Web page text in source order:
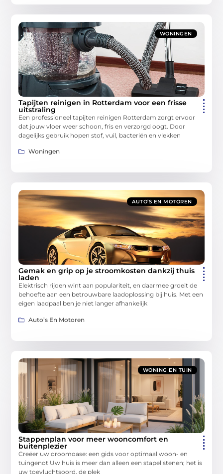
WONINGEN
Tapijten reinigen in Rotterdam voor een frisse
uitstraling
Een professioneel tapijten reinigen Rotterdam zorgt ervoor
dat jouw vloer weer schoon, fris en verzorgd oogt. Door
dagelijks gebruik hopen stof, vuil, bacteriën en vlekken
Woningen
AUTO’S EN MOTOREN
Gemak en grip op je stroomkosten dankzij thuis
laden
Elektrisch rijden wint aan populariteit, en daarmee groeit de
behoefte aan een betrouwbare laadoplossing bij huis. Met een
eigen laadpaal ben je niet langer afhankelijk
Auto’s En Motoren
WONING EN TUIN
Stappenplan voor meer wooncomfort en
buitenplezier
Creëer uw droomoase: een gids voor optimaal woon- en
tuingenot Uw huis is meer dan alleen een stapel stenen; het is
uw toevluchtsoord, de plek